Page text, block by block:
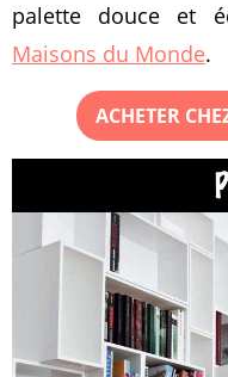
palette douce et
Maisons du Monde.
ACHETER